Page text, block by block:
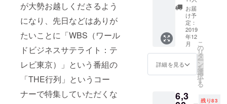
が大勢お越しくださるよう
になり、先日などはありが
たいことに「WBS（ワール
ドビジネスサテライト：テ
レビ東京）」という番組の
「THE行列」というコー
ナーで特集していただくな
製レト
ルトカ
レー
(1kg,約
5～6食
分)×1
個）
3,300円
（税
込、送
＜お届
お届
け予
定：
2019
年12
月
詳細を見る
こ
の
リ
タ
ー
ン
を
選
択
す
る
6,3 残り83